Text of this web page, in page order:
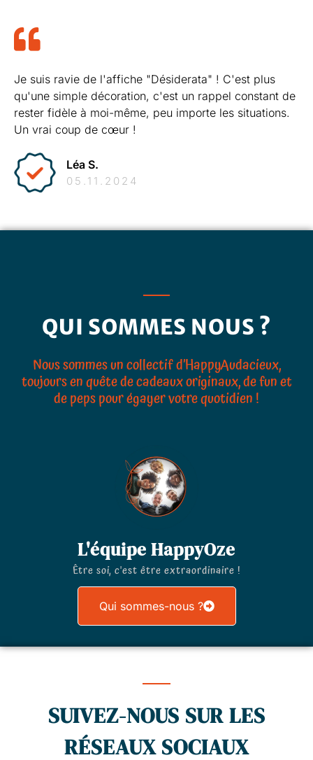
Je suis ravie de l'affiche "Désiderata" ! C'est plus
qu'une simple décoration, c'est un rappel constant de
rester fidèle à moi-même, peu importe les situations.
Un vrai coup de cœur !
Léa S.
05.11.2024
QUI SOMMES NOUS ?
Nous sommes un collectif d’HappyAudacieux,
toujours en quête de cadeaux originaux, de fun et
de peps pour égayer votre quotidien !
L'équipe HappyOze
Être soi, c'est être extraordinaire !
Qui sommes-nous ?
SUIVEZ-NOUS SUR LES
RÉSEAUX SOCIAUX